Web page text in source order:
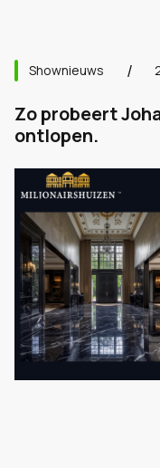
Shownieuws
Zo probeert
ontlopen.